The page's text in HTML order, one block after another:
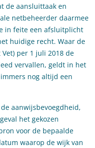
de aansluittaak en
netbeheerder daarmee
in feite een afsluitplicht
huidige recht. Waar de
per 1 juli 2018 de
vervallen, geldt in het
nog altijd een
aanwijsbevoegdheid,
het gekozen
voor de bepaalde
waarop de wijk van